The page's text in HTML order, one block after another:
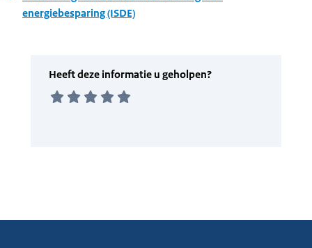
energiebesparing (ISDE)